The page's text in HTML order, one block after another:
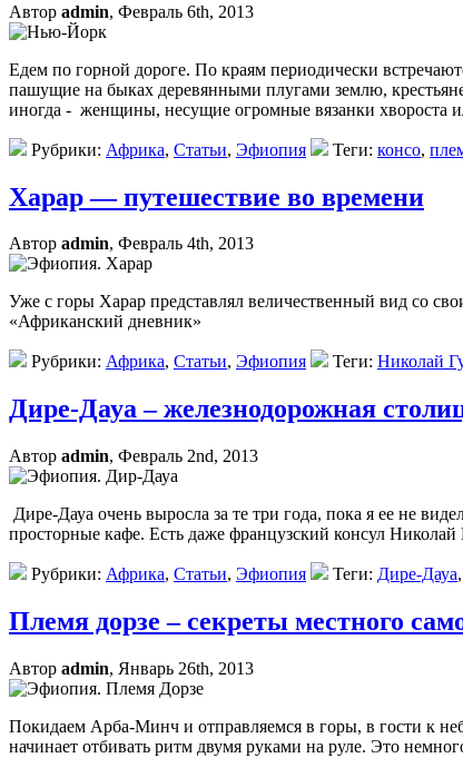
Автор admin, Февраль 6th, 2013
Едем по горной дороге. По краям периодически
пашущие на быках деревянными плугами землю,
иногда - женщины, несущие огромные вязанки хвороста
Рубрики: Африка, Статьи, Эфиопия Теги: консо,
Харар — путешествие во времени
Автор admin, Февраль 4th, 2013
Уже с горы Харар представлял величественный вид со
«Африканский дневник»
Рубрики: Африка, Статьи, Эфиопия Теги: Николай
Дире-Дауа – железнодорожная
Автор admin, Февраль 2nd, 2013
Дире-Дауа очень выросла за те три года, пока я ее не
просторные кафе. Есть даже французский консул
Рубрики: Африка, Статьи, Эфиопия Теги: Дире-Дауа,
Племя дорзе – секреты местного
Автор admin, Январь 26th, 2013
Покидаем Арба-Минч и отправляемся в горы, в гости к
начинает отбивать ритм двумя руками на руле. Это